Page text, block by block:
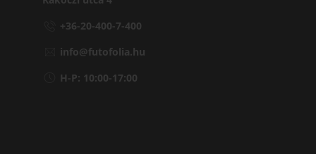
+36-20-400-7-400
info@futofolia.hu
H-P: 10:00-17:00